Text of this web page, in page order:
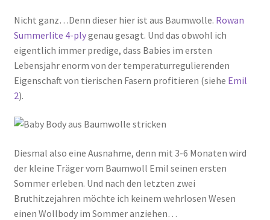
Nicht ganz…Denn dieser hier ist aus Baumwolle. Rowan
Summerlite 4-plygenau gesagt. Und das obwohl ich
eigentlich immer predige, dass Babies im ersten
Lebensjahr enorm von der temperaturregulierenden
Eigenschaft von tierischen Fasern profitieren (siehe Emil
2).
Diesmal also eine Ausnahme, denn mit 3-6 Monaten wird
der kleine Träger vom Baumwoll Emil seinen ersten
Sommer erleben. Und nach den letzten zwei
Bruthitzejahren möchte ich keinem wehrlosen Wesen
einen Wollbody im Sommer anziehen…